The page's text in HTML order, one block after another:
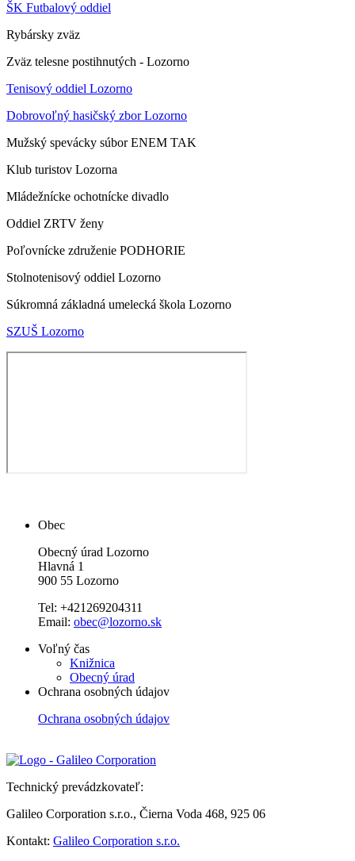
ŠK Futbalový oddiel
Rybársky zväz
Zväz telesne postihnutých - Lozorno
Tenisový oddiel Lozorno
Dobrovoľný hasičský zbor Lozorno
Mužský spevácky súbor ENEM TAK
Klub turistov Lozorna
Mládežnícke ochotnícke divadlo
Oddiel ZRTV ženy
Poľovnícke združenie PODHORIE
Stolnotenisový oddiel Lozorno
Súkromná základná umelecká škola Lozorno
SZUŠ Lozorno
Obec
Obecný úrad Lozorno
Hlavná 1
900 55 Lozorno
Tel: +421269204311
Email: obec@lozorno.sk
Voľný čas
Knižnica
Obecný úrad
Ochrana osobných údajov
Ochrana osobných údajov
Technický prevádzkovateľ:
Galileo Corporation s.r.o., Čierna Voda 468, 925 06
Kontakt: Galileo Corporation s.r.o.